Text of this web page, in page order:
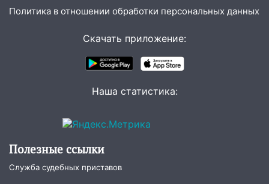
будут судить за неуплату налогов на 48
велосипедистку: пострадали двое
знойный и сухой четверг
06:00 Под Ульяновском при развороте
иномарки
Политика в отношении обработки персональных данных
Скачать приложение:
Наша статистика:
Полезные ссылки
Служба судебных приставов